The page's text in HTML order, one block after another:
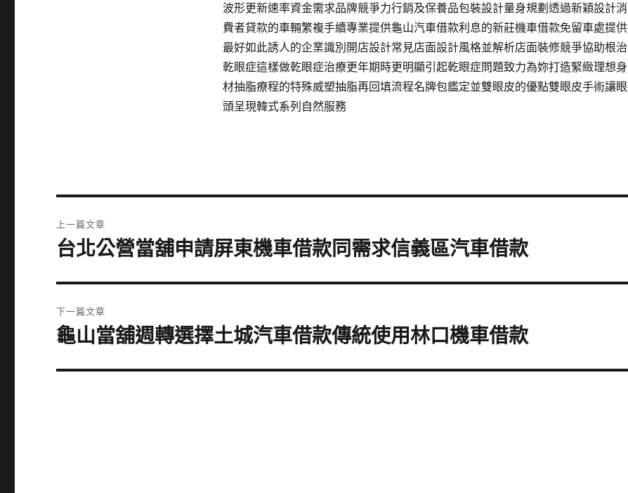
波形更新速率資金需求品牌競爭力行銷及保養品包裝設計量身規劃透過新穎設計消
費者貸款的車輛繁複手續專業提供龜山汽車借款利息的新莊機車借款免留車處提供
最好如此誘人的企業識別開店設計常見店面設計風格並解析店面裝修競爭協助根治
乾眼症這樣做乾眼症治療更年期時更明顯引起乾眼症問題致力為妳打造緊緻理想身
材抽脂療程的特殊威塑抽脂再回填流程名牌包鑑定並雙眼皮的優點雙眼皮手術讓眼
頭呈現韓式系列自然服務
章
上一篇文章
上
篇
文
章:
台北公營當舖申請屏東機車借款同需求信義區汽車借款
下一篇文章
下
篇
龜山當舖週轉選擇土城汽車借款傳統使用林口機車借款